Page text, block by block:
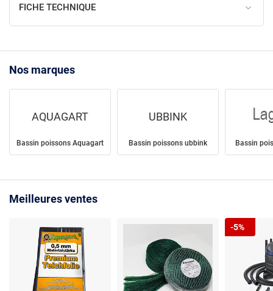
FICHE TECHNIQUE
Nos marques
AQUAGART
Bassin poissons Aquagart
UBBINK
Bassin poissons ubbink Bassin
Meilleures ventes
-5%